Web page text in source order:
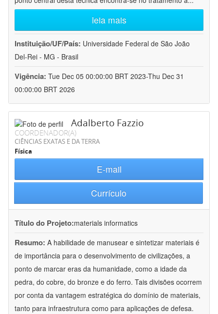
leia mais
Instituição/UF/País: Universidade Federal de São João
Del-Rei - MG - Brasil
Vigência: Tue Dec 05 00:00:00 BRT 2023-Thu Dec 31
00:00:00 BRT 2026
Adalberto Fazzio
COORDENADOR(A)
CIÊNCIAS EXATAS E DA TERRA
Física
E-mail
Currículo
Título do Projeto:materials informatics
Resumo: A habilidade de manusear e sintetizar materiais é
de importância para o desenvolvimento de civilizações, a
ponto de marcar eras da humanidade, como a idade da
pedra, do cobre, do bronze e do ferro. Tais divisões ocorrem
por conta da vantagem estratégica do domínio de materiais,
tanto para infraestrutura como para aplicações de defesa.